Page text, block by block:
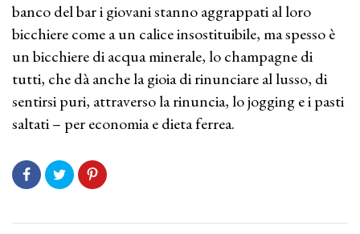
banco del bar i giovani stanno aggrappati al loro
bicchiere come a un calice insostituibile, ma spesso è
un bicchiere di acqua minerale, lo champagne di
tutti, che dà anche la gioia di rinunciare al lusso, di
sentirsi puri, attraverso la rinuncia, lo jogging e i pasti
saltati – per economia e dieta ferrea.